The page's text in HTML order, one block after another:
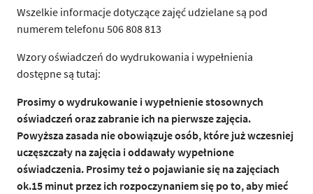
Wszelkie informacje dotyczące zajęć udzielane są pod
numerem telefonu 506 808 813
Wzory oświadczeń do wydrukowania i wypełnienia
dostępne są tutaj:
Prosimy o wydrukowanie i wypełnienie stosownych
oświadczeń oraz zabranie ich na pierwsze zajęcia.
Powyższa zasada nie obowiązuje osób, które już wczesniej
uczęszczały na zajęcia i oddawały wypełnione
oświadczenia. Prosimy też o pojawianie się na zajęciach
ok.15 minut przez ich rozpoczynaniem się po to, aby mieć